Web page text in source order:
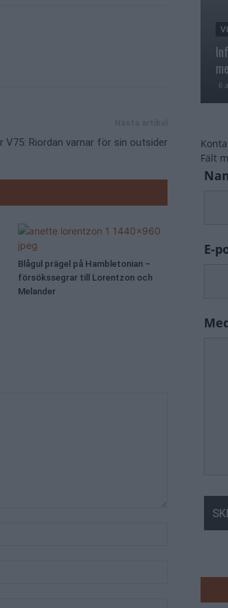
V75: Riordan varnar för sin outsider
Blågul prägel på Hambletonian –
försökssegrar till Lorentzon och
Melander
6
Fält
E-